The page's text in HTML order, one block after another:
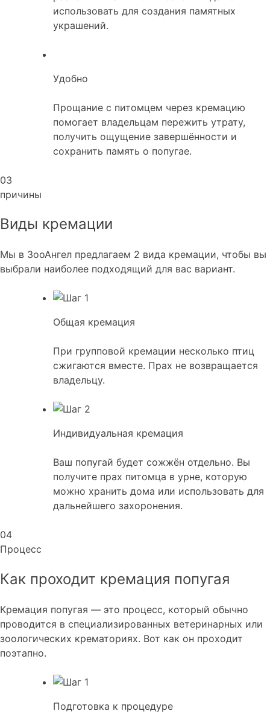
использовать для создания памятных
украшений.
Удобно
Прощание с питомцем через кремацию
помогает владельцам пережить утрату,
получить ощущение завершённости и
сохранить память о попугае.
03
причины
Виды кремации
Мы в ЗооАнгел предлагаем 2 вида кремации, чтобы вы
выбрали наиболее подходящий для вас вариант.
Общая кремация
При групповой кремации несколько птиц
сжигаются вместе. Прах не возвращается
владельцу.
Индивидуальная кремация
Ваш попугай будет сожжён отдельно. Вы
получите прах питомца в урне, которую
можно хранить дома или использовать для
дальнейшего захоронения.
04
Процесс
Как проходит кремация попугая
Кремация попугая — это процесс, который обычно
проводится в специализированных ветеринарных или
зоологических крематориях. Вот как он проходит
поэтапно.
Подготовка к процедуре